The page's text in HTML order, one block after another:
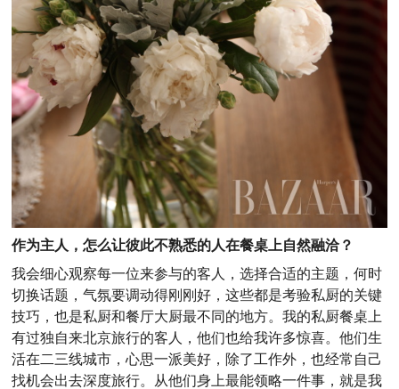
作为主人，怎么让彼此不熟悉的人在餐桌上自然融洽？
我会细心观察每一位来参与的客人，选择合适的主题，何时
切换话题，气氛要调动得刚刚好，这些都是考验私厨的关键
技巧，也是私厨和餐厅大厨最不同的地方。我的私厨餐桌上
有过独自来北京旅行的客人，他们也给我许多惊喜。他们生
活在二三线城市，心思一派美好，除了工作外，也经常自己
找机会出去深度旅行。从他们身上最能领略一件事，就是我